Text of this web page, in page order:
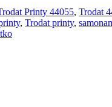
Printy 44055, Trodat
, Trodat printy,